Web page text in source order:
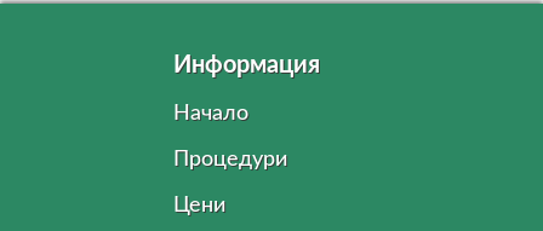
Информация
Начало
Процедури
Цени